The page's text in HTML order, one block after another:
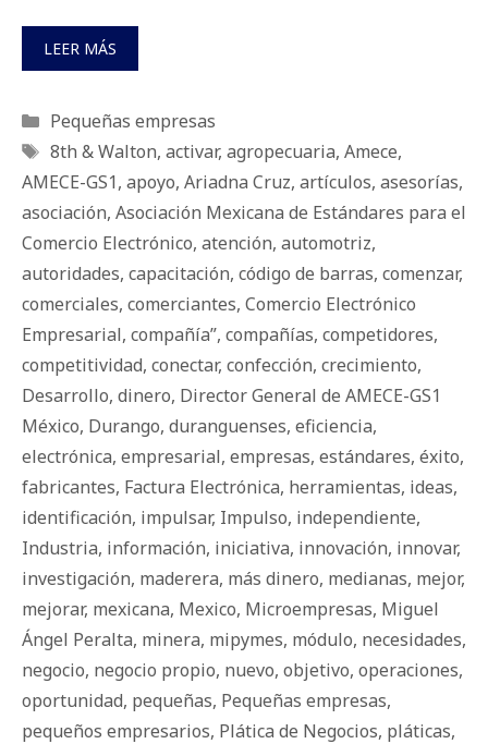
LEER MÁS
Categorías
Pequeñas empresas
Etiquetas
8th & Walton, activar, agropecuaria, Amece,
AMECE-GS1, apoyo, Ariadna Cruz, artículos, asesorí­as,
asociación, Asociación Mexicana de Estándares para el
Comercio Electrónico, atención, automotriz,
autoridades, capacitación, código de barras, comenzar,
comerciales, comerciantes, Comercio Electrónico
Empresarial, compañía”, compañías, competidores,
competitividad, conectar, confección, crecimiento,
Desarrollo, dinero, Director General de AMECE-GS1
México, Durango, duranguenses, eficiencia,
electrónica, empresarial, empresas, estándares, éxito,
fabricantes, Factura Electrónica, herramientas, ideas,
identificación, impulsar, Impulso, independiente,
Industria, información, iniciativa, innovación, innovar,
investigación, maderera, más dinero, medianas, mejor,
mejorar, mexicana, Mexico, Microempresas, Miguel
Ángel Peralta, minera, mipymes, módulo, necesidades,
negocio, negocio propio, nuevo, objetivo, operaciones,
oportunidad, pequeñas, Pequeñas empresas,
pequeños empresarios, Plática de Negocios, pláticas,